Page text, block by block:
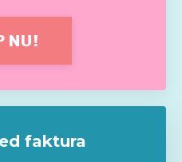
NU!
faktura